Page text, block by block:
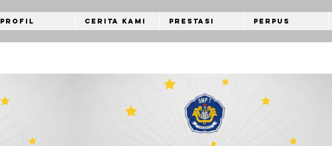
Profil Cerita Kami Prestasi Perpus